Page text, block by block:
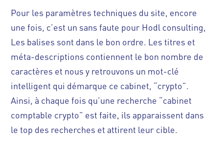
Pour les paramètres techniques du site, encore
une fois, c’est un sans faute pour Hodl consulting,
Les balises sont dans le bon ordre. Les titres et
méta-descriptions contiennent le bon nombre de
caractères et nous y retrouvons un mot-clé
intelligent qui démarque ce cabinet, “crypto”.
Ainsi, à chaque fois qu’une recherche “cabinet
comptable crypto” est faite, ils apparaissent dans
le top des recherches et attirent leur cible.